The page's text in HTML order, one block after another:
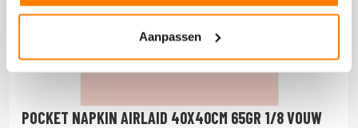
Aanpassen
POCKET NAPKIN AIRLAID 40X40CM 65GR 1/8 VOUW